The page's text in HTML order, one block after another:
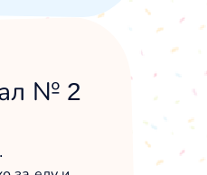
№ 2